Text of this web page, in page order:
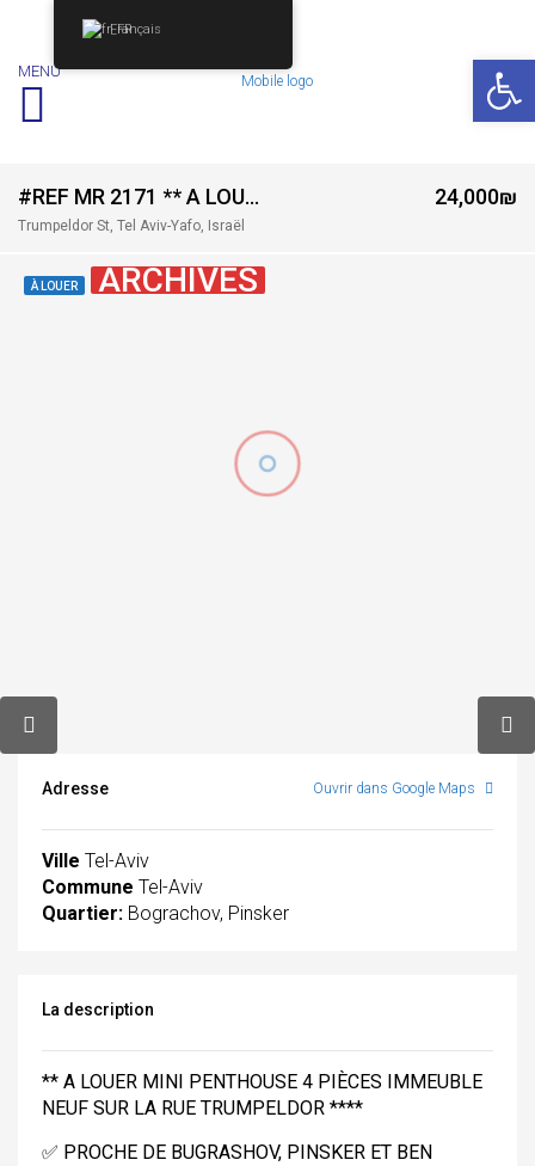
MENU
#REF MR 2171 ** A LOUER MINI PENTHOUSE 4 PIÈCES IMMEUBLE NEUF SUR LA RUE TRUMPELDOR ****
Trumpeldor St, Tel Aviv-Yafo, Israël
24,000₪
À LOUER ARCHIVES
Adresse Ouvrir dans Google Maps
Ville Tel-Aviv
Commune Tel-Aviv
Quartier: Bograchov, Pinsker
La description
** A LOUER MINI PENTHOUSE 4 PIÈCES IMMEUBLE
NEUF SUR LA RUE TRUMPELDOR ****
✅ PROCHE DE BUGRASHOV, PINSKER ET BEN
Français